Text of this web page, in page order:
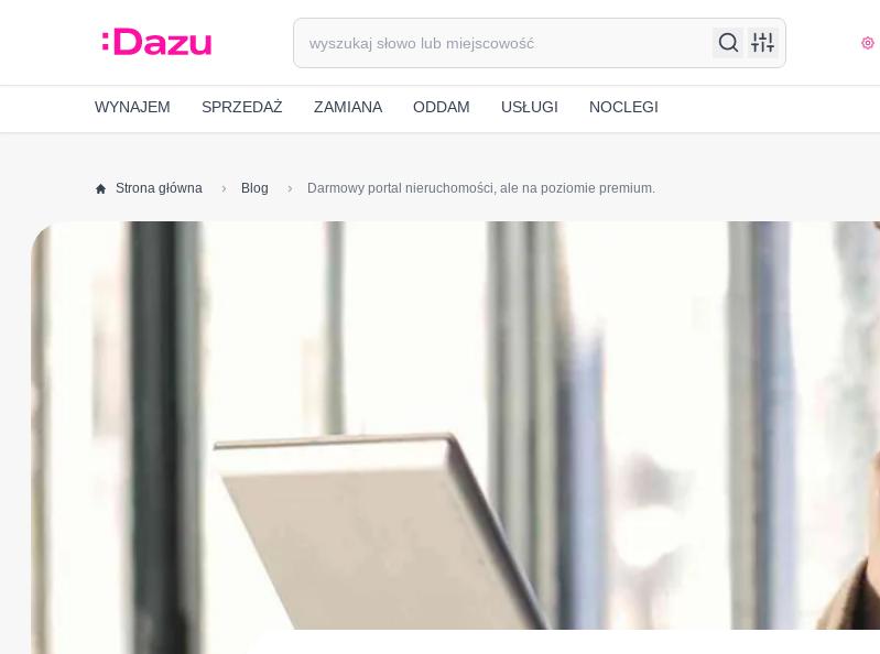
WYNAJEM SPRZEDAŻ ZAMIANA ODDAM USŁUGI NOCLEGI
Strona główna Blog Darmowy portal nieruchomości, ale na poziomie premium.